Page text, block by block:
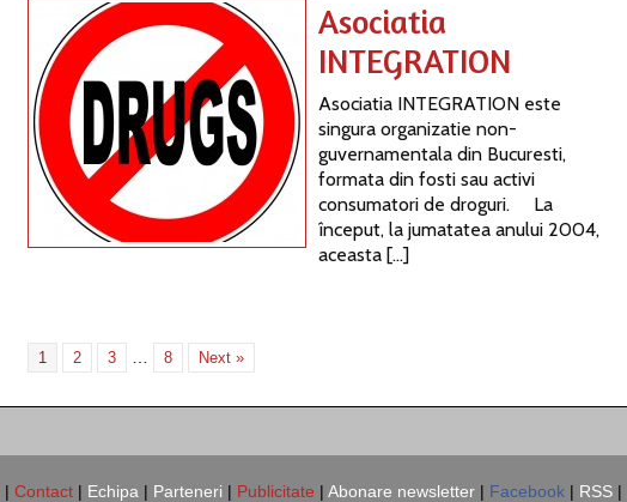
Asociatia
INTEGRATION
Asociatia INTEGRATION este
singura organizatie non-
guvernamentala din Bucuresti,
formata din fosti sau activi
consumatori de droguri. La
început, la jumatatea anului 2004,
aceasta […]
1 2 3 8 Next »
| Contact | Echipa | Parteneri | Publicitate | Abonare newsletter | Facebook | RSS |